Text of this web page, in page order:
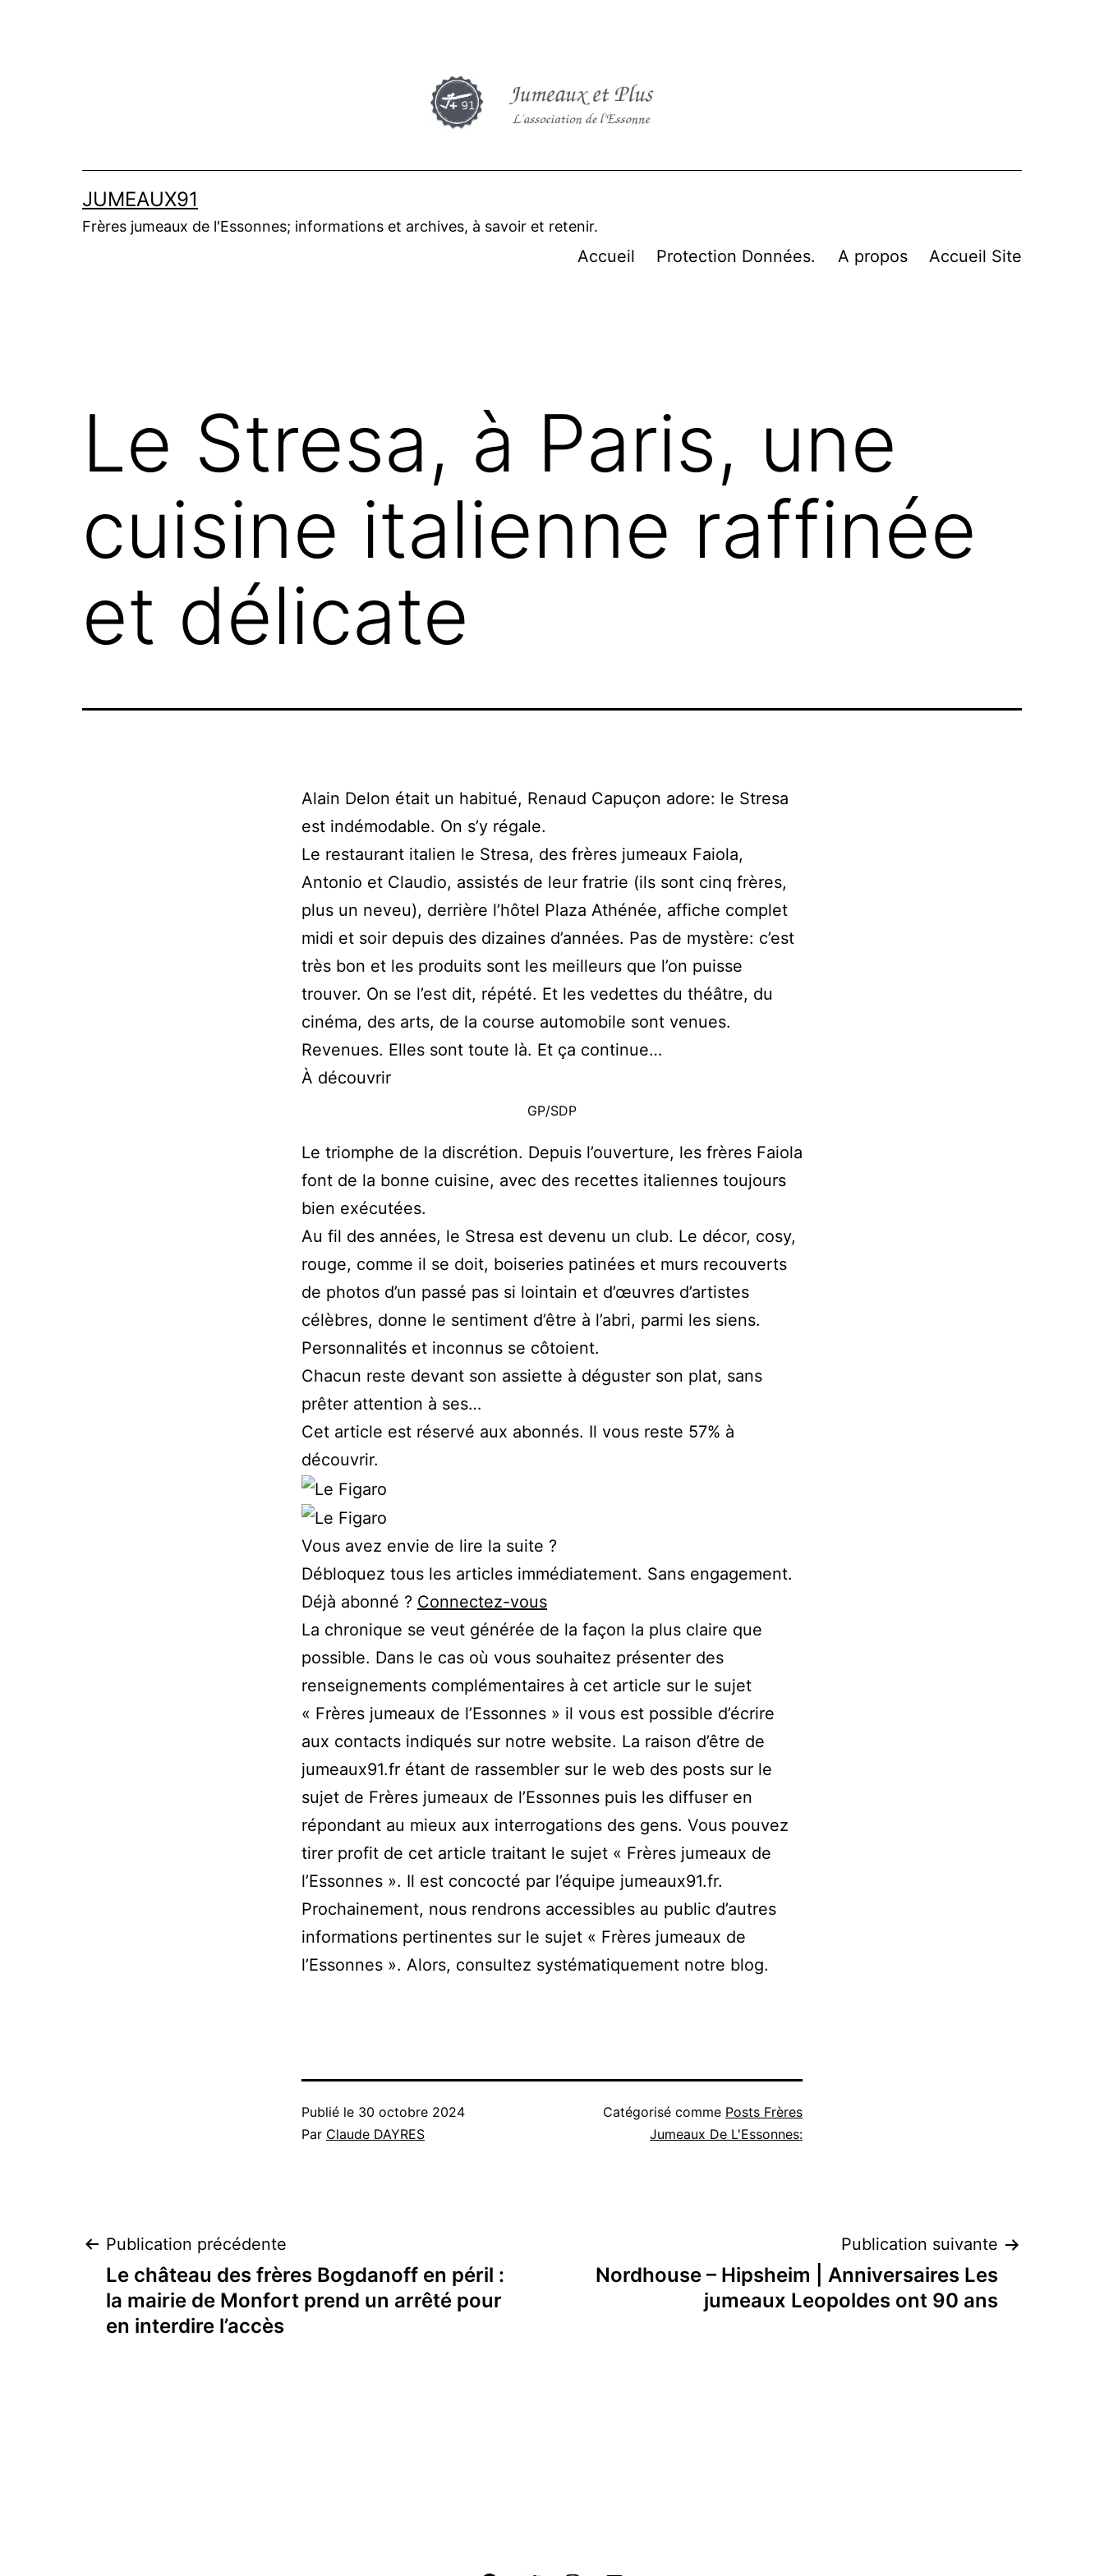
JUMEAUX91
Frères jumeaux de l'Essonnes; informations et archives, à savoir et retenir.
Accueil Protection Données. A propos Accueil Site
Le Stresa, à Paris, une
cuisine italienne raffinée
et délicate
Alain Delon était un habitué, Renaud Capuçon adore: le Stresa
est indémodable. On s’y régale.
Le restaurant italien le Stresa, des frères jumeaux Faiola,
Antonio et Claudio, assistés de leur fratrie (ils sont cinq frères,
plus un neveu), derrière l’hôtel Plaza Athénée, affiche complet
midi et soir depuis des dizaines d’années. Pas de mystère: c’est
très bon et les produits sont les meilleurs que l’on puisse
trouver. On se l’est dit, répété. Et les vedettes du théâtre, du
cinéma, des arts, de la course automobile sont venues.
Revenues. Elles sont toute là. Et ça continue…
À découvrir
GP/SDP
Le triomphe de la discrétion. Depuis l’ouverture, les frères Faiola
font de la bonne cuisine, avec des recettes italiennes toujours
bien exécutées.
Au fil des années, le Stresa est devenu un club. Le décor, cosy,
rouge, comme il se doit, boiseries patinées et murs recouverts
de photos d’un passé pas si lointain et d’œuvres d’artistes
célèbres, donne le sentiment d’être à l’abri, parmi les siens.
Personnalités et inconnus se côtoient.
Chacun reste devant son assiette à déguster son plat, sans
prêter attention à ses…
Cet article est réservé aux abonnés. Il vous reste 57% à
découvrir.
Vous avez envie de lire la suite ?
Débloquez tous les articles immédiatement. Sans engagement.
Déjà abonné ? Connectez-vous
La chronique se veut générée de la façon la plus claire que
possible. Dans le cas où vous souhaitez présenter des
renseignements complémentaires à cet article sur le sujet
« Frères jumeaux de l’Essonnes » il vous est possible d’écrire
aux contacts indiqués sur notre website. La raison d’être de
jumeaux91.fr étant de rassembler sur le web des posts sur le
sujet de Frères jumeaux de l’Essonnes puis les diffuser en
répondant au mieux aux interrogations des gens. Vous pouvez
tirer profit de cet article traitant le sujet « Frères jumeaux de
l’Essonnes ». Il est concocté par l’équipe jumeaux91.fr.
Prochainement, nous rendrons accessibles au public d’autres
informations pertinentes sur le sujet « Frères jumeaux de
l’Essonnes ». Alors, consultez systématiquement notre blog.
Publié le 30 octobre 2024
Par Claude DAYRES
Catégorisé comme Posts Frères
Jumeaux De L'Essonnes:
Navigation
de
Publication précédente
Le château des frères Bogdanoff en péril :
la mairie de Monfort prend un arrêté pour
en interdire l’accès
Publication suivante
Nordhouse – Hipsheim | Anniversaires Les
jumeaux Leopoldes ont 90 ans